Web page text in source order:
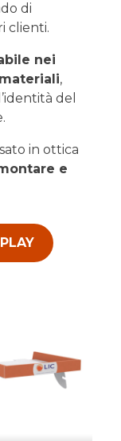
di
clienti.
nei
,
del
in ottica
e